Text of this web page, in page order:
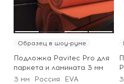
Образец в шоу-руме
Подложка Pavitec Pro для
паркета и ламината 3 мм
3 мм
Россия EVA